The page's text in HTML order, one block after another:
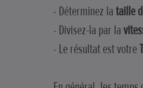
· Déterminez lataille
· Divisez-la par la
· Le résultat est votre